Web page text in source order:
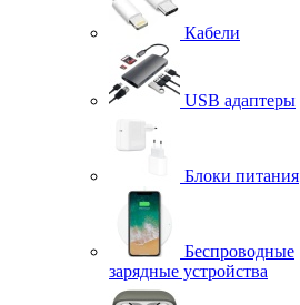
Кабели
USB адаптеры
Блоки питания
Беспроводные
зарядные устройства